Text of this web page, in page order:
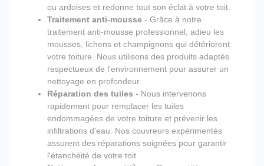
ou ardoises et redonne tout son éclat à votre toit.
Traitement anti-mousse - Grâce à notre
traitement anti-mousse professionnel, adieu les
mousses, lichens et champignons qui détériorent
votre toiture. Nous utilisons des produits adaptés
respectueux de l'environnement pour assurer un
nettoyage en profondeur.
Réparation des tuiles - Nous intervenons
rapidement pour remplacer les tuiles
endommagées de votre toiture et prévenir les
infiltrations d'eau. Nos couvreurs expérimentés
assurent des réparations soignées pour garantir
l'étanchéité de votre toit.